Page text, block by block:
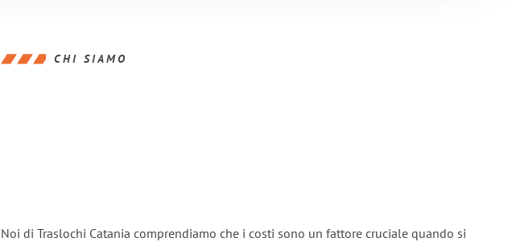
CHI SIAMO
Noi di Traslochi Catania comprendiamo che i costi sono un fattore cruciale quando si